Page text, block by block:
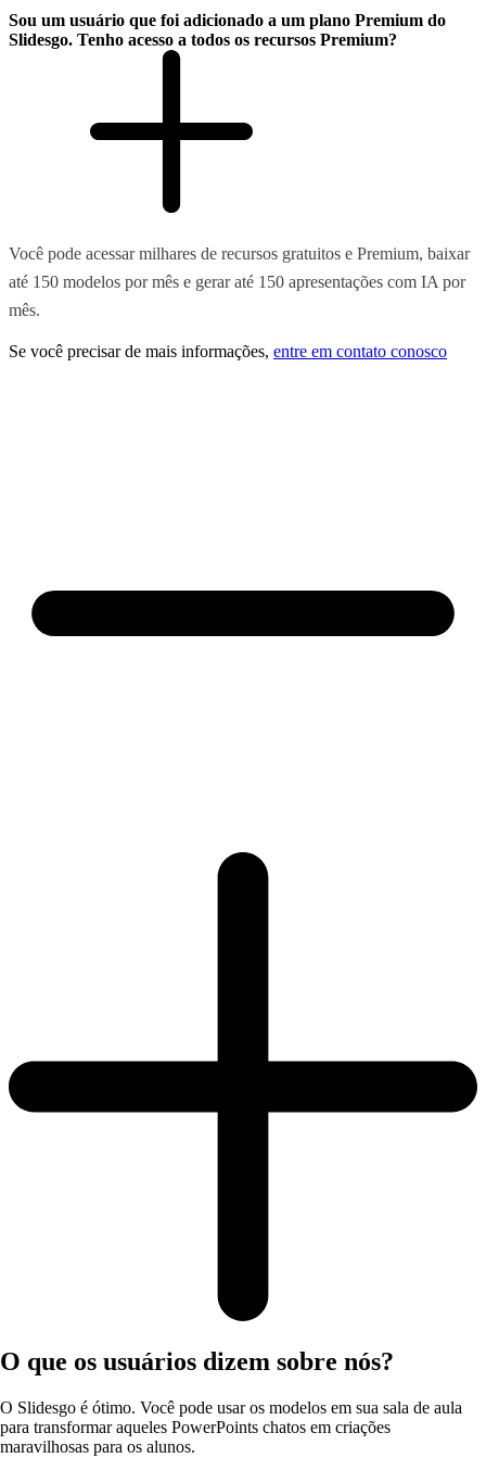
Sou um usuário que foi adicionado a um plano Premium do
Slidesgo. Tenho acesso a todos os recursos Premium?
Você pode acessar milhares de recursos gratuitos e Premium, baixar
até 150 modelos por mês e gerar até 150 apresentações com IA por
mês.
Se você precisar de mais informações, entre em contato conosco
O que os usuários dizem sobre nós?
O Slidesgo é ótimo. Você pode usar os modelos em sua sala de aula
para transformar aqueles PowerPoints chatos em criações
maravilhosas para os alunos.